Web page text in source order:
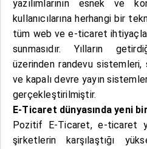
yazılımlarının esnek ve
kullanıcılarına herhangi bir
tüm web ve e-ticaret
sunmasıdır. Yılların
üzerinden randevu
ve kapalı devre yayın
gerçekleştirilmiştir.
E-Ticaret dünyasında yeni
Pozitif E-Ticaret, e-ticaret
şirketlerin karşılaştığı